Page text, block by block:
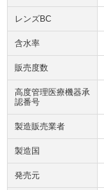
レンズBC
含水率
販売度数
高度管理医療機器承
認番号
製造販売業者
製造国
発売元